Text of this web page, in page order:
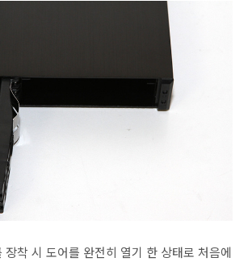
착 시 도어를 완전히 열기 한 상태로 처음에